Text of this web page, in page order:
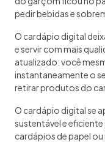
pedir bebidas e
O cardápio digital
e servir com mais
atualizado: você
instantaneamente o
retirar produtos do
O cardápio digital se
sustentável e
cardápios de papel ou